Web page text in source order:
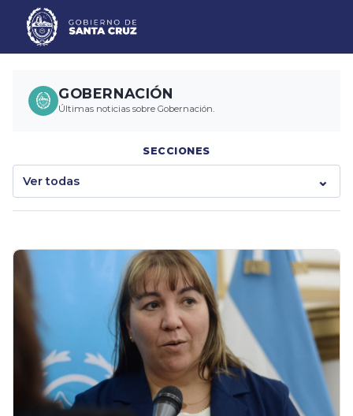
GOBERNACIÓN
Últimas noticias sobre Gobernación.
SECCIONES
Ver todas